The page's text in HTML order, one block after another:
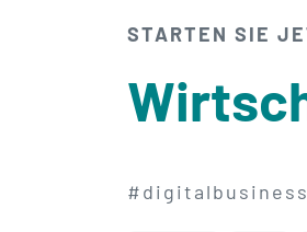
STARTEN SIE
#digitalbusiness